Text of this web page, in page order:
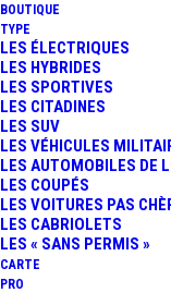
BOUTIQUE
TYPE
LES ÉLECTRIQUES
LES HYBRIDES
LES SPORTIVES
LES CITADINES
LES SUV
LES VÉHICULES
LES AUTOMOBILES DE
LES COUPÉS
LES VOITURES PAS
LES CABRIOLETS
LES « SANS PERMIS »
CARTE
PRO
40M€/